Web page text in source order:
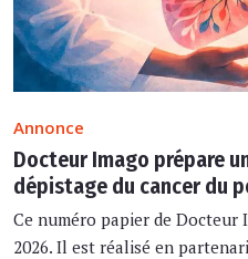
Annonce
Docteur Imago prépare
dépistage du cancer du
Ce numéro papier de
2026. Il est réalisé en